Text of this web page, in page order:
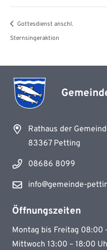
Gottesdienst anschl.
Sternsingeraktion
Rathaus der
83367 Petting
08686 8099
info@gemeinde-
Öffnungszeiten
Montag bis Freitag 08:00
Mittwoch 13:00 – 18:00